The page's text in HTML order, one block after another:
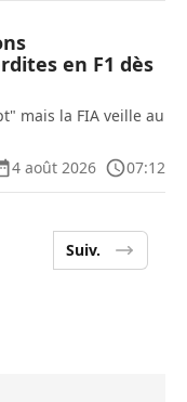
en F1 dès
mais la FIA veille au
4 août 2026
07:12
Suiv.